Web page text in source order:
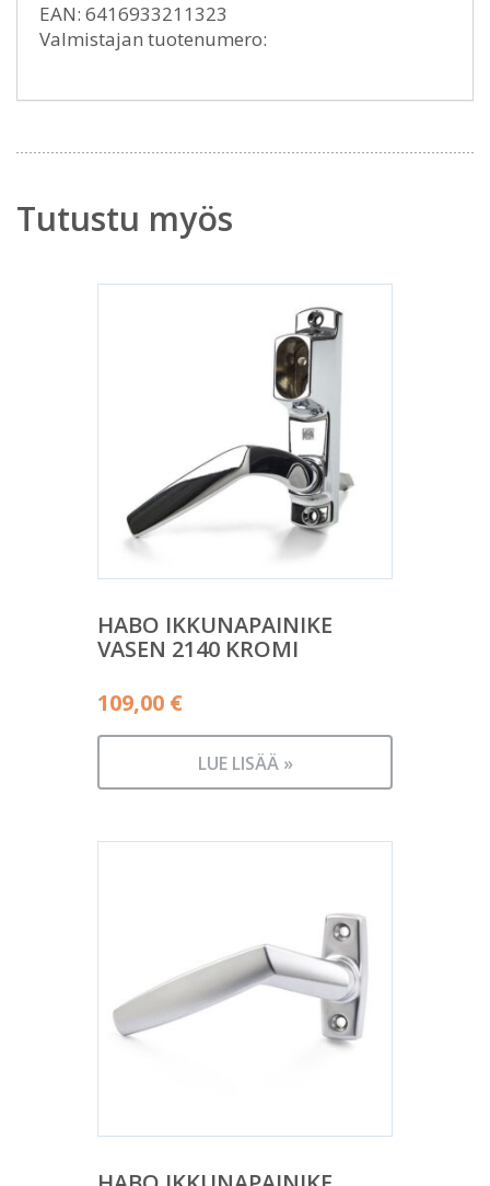
EAN: 6416933211323
Valmistajan tuotenumero:
Tutustu myös
HABO IKKUNAPAINIKE
VASEN 2140 KROMI
109,00 €
LUE LISÄÄ »